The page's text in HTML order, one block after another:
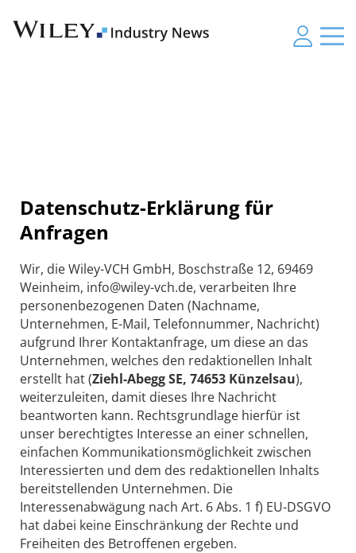
Datenschutz-Erklärung für
Anfragen
Wir, die Wiley-VCH GmbH, Boschstraße 12, 69469
Weinheim, info@wiley-vch.de, verarbeiten Ihre
personenbezogenen Daten (Nachname,
Unternehmen, E-Mail, Telefonnummer, Nachricht)
aufgrund Ihrer Kontaktanfrage, um diese an das
Unternehmen, welches den redaktionellen Inhalt
erstellt hat (Ziehl-Abegg SE, 74653 Künzelsau),
weiterzuleiten, damit dieses Ihre Nachricht
beantworten kann. Rechtsgrundlage hierfür ist
unser berechtigtes Interesse an einer schnellen,
einfachen Kommunikationsmöglichkeit zwischen
Interessierten und dem des redaktionellen Inhalts
bereitstellenden Unternehmen. Die
Interessenabwägung nach Art. 6 Abs. 1 f) EU-DSGVO
hat dabei keine Einschränkung der Rechte und
Freiheiten des Betroffenen ergeben.